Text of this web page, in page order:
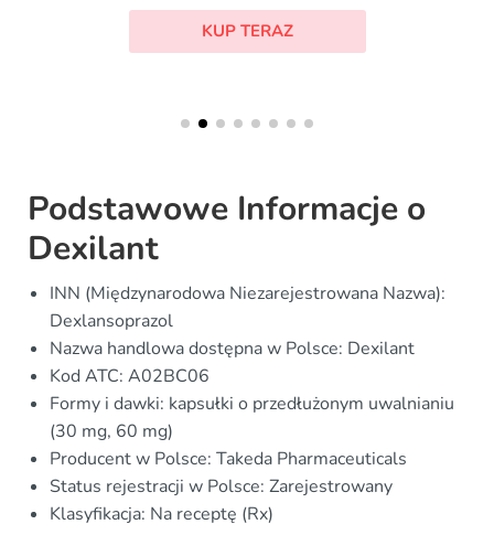
KUP TERAZ
Podstawowe Informacje o
Dexilant
INN (Międzynarodowa Niezarejestrowana Nazwa):
Dexlansoprazol
Nazwa handlowa dostępna w Polsce: Dexilant
Kod ATC: A02BC06
Formy i dawki: kapsułki o przedłużonym uwalnianiu
(30 mg, 60 mg)
Producent w Polsce: Takeda Pharmaceuticals
Status rejestracji w Polsce: Zarejestrowany
Klasyfikacja: Na receptę (Rx)